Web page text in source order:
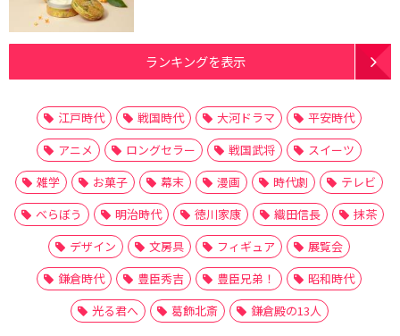
ランキングを表示
江戸時代 戦国時代 大河ドラマ
平安時代
アニメ
ロングセラー 戦国武将
スイーツ
雑学
お菓子 幕末 漫画 時代劇
テレビ
べらぼう
明治時代 徳川家康 織田信長
抹茶
デザイン
文房具 フィギュア
展覧会
鎌倉時代
豊臣秀吉 豊臣兄弟！
昭和時代
光る君へ
葛飾北斎 鎌倉殿の13人